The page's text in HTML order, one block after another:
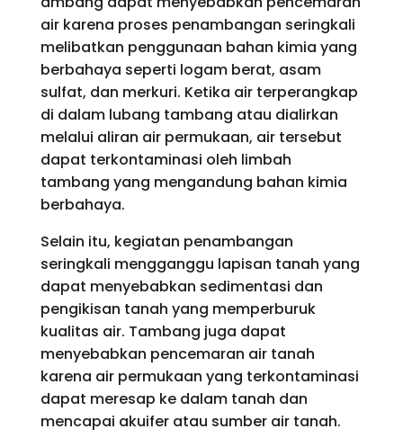
air karena proses penambangan seringkali
melibatkan penggunaan bahan kimia yang
berbahaya seperti logam berat, asam
sulfat, dan merkuri. Ketika air terperangkap
di dalam lubang tambang atau dialirkan
melalui aliran air permukaan, air tersebut
dapat terkontaminasi oleh limbah
tambang yang mengandung bahan kimia
berbahaya.
Selain itu, kegiatan penambangan
seringkali mengganggu lapisan tanah yang
dapat menyebabkan sedimentasi dan
pengikisan tanah yang memperburuk
kualitas air. Tambang juga dapat
menyebabkan pencemaran air tanah
karena air permukaan yang terkontaminasi
dapat meresap ke dalam tanah dan
mencapai akuifer atau sumber air tanah.